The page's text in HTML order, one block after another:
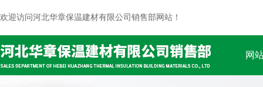
欢迎访问河北华章保温建材有限公司销售部网站！
网